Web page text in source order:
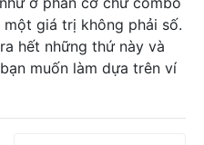
giá trị không phải số.
hết những thứ này và
muốn làm dựa trên ví